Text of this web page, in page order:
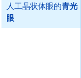
人工晶状体眼的青光
眼